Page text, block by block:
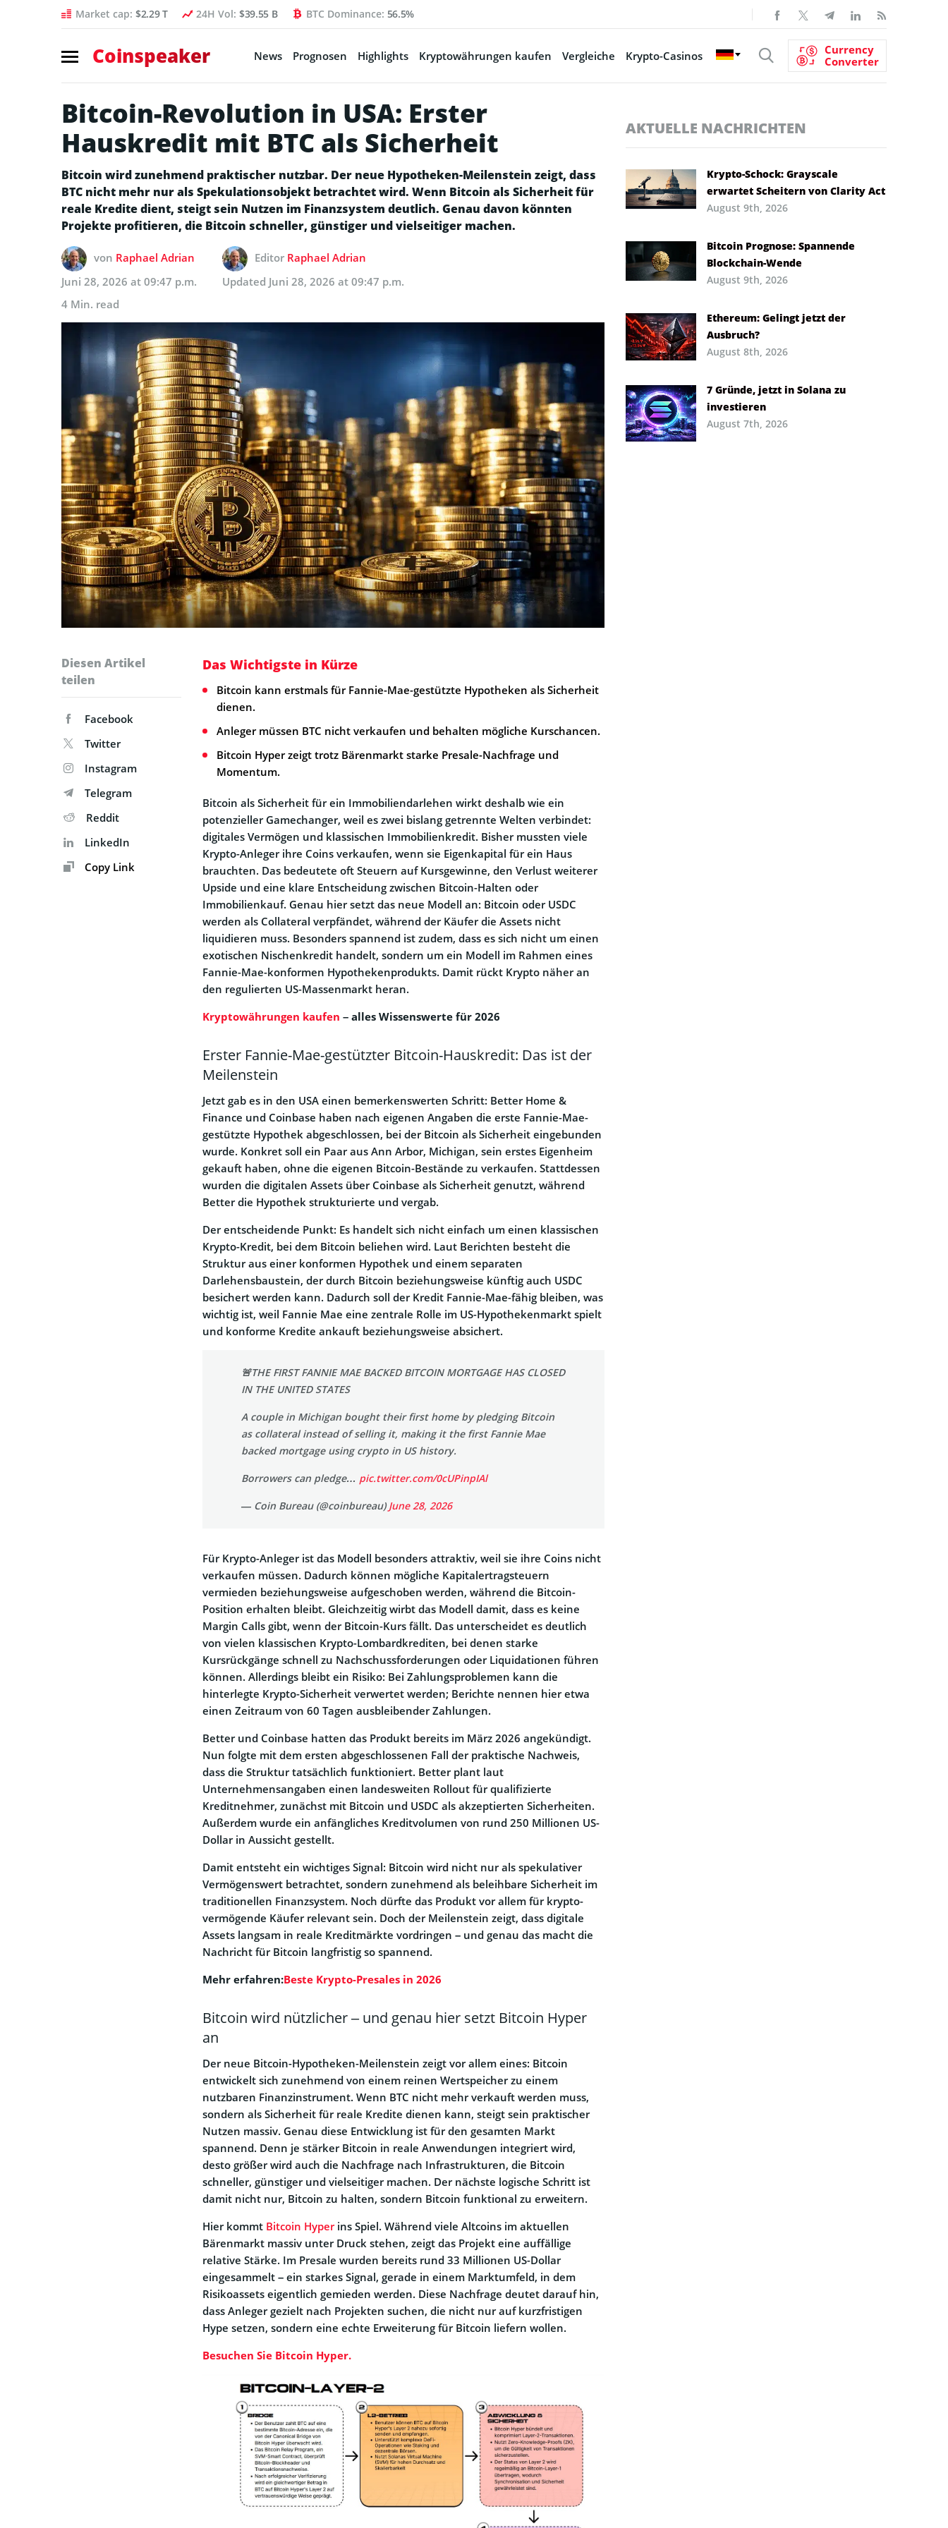
Market cap: $2.29 T 24H Vol: $39.55 B BTC Dominance: 56.5%
Coinspeaker News Prognosen Highlights Kryptowährungen kaufen Vergleiche Krypto-Casinos
Currency
Converter
Bitcoin-Revolution in USA: Erster
Hauskredit mit BTC als Sicherheit
Bitcoin wird zunehmend praktischer nutzbar. Der neue Hypotheken-Meilenstein zeigt, dass
BTC nicht mehr nur als Spekulationsobjekt betrachtet wird. Wenn Bitcoin als Sicherheit für
reale Kredite dient, steigt sein Nutzen im Finanzsystem deutlich. Genau davon könnten
Projekte profitieren, die Bitcoin schneller, günstiger und vielseitiger machen.
von Raphael Adrian Editor Raphael Adrian
Juni 28, 2026 at 09:47 p.m.
Updated Juni 28, 2026 at 09:47 p.m.
4 Min. read
Diesen Artikel
teilen
Facebook
Twitter
Instagram
Telegram
Reddit
LinkedIn
Copy Link
Das Wichtigste in Kürze
Bitcoin kann erstmals für Fannie-Mae-gestützte Hypotheken als Sicherheit
dienen.
Anleger müssen BTC nicht verkaufen und behalten mögliche Kurschancen.
Bitcoin Hyper zeigt trotz Bärenmarkt starke Presale-Nachfrage und
Momentum.
Bitcoin als Sicherheit für ein Immobiliendarlehen wirkt deshalb wie ein
potenzieller Gamechanger, weil es zwei bislang getrennte Welten verbindet:
digitales Vermögen und klassischen Immobilienkredit. Bisher mussten viele
Krypto-Anleger ihre Coins verkaufen, wenn sie Eigenkapital für ein Haus
brauchten. Das bedeutete oft Steuern auf Kursgewinne, den Verlust weiterer
Upside und eine klare Entscheidung zwischen Bitcoin-Halten oder
Immobilienkauf. Genau hier setzt das neue Modell an: Bitcoin oder USDC
werden als Collateral verpfändet, während der Käufer die Assets nicht
liquidieren muss. Besonders spannend ist zudem, dass es sich nicht um einen
exotischen Nischenkredit handelt, sondern um ein Modell im Rahmen eines
Fannie-Mae-konformen Hypothekenprodukts. Damit rückt Krypto näher an
den regulierten US-Massenmarkt heran.
Kryptowährungen kaufen – alles Wissenswerte für 2026
Erster Fannie-Mae-gestützter Bitcoin-Hauskredit: Das ist der
Meilenstein
Jetzt gab es in den USA einen bemerkenswerten Schritt: Better Home &
Finance und Coinbase haben nach eigenen Angaben die erste Fannie-Mae-
gestützte Hypothek abgeschlossen, bei der Bitcoin als Sicherheit eingebunden
wurde. Konkret soll ein Paar aus Ann Arbor, Michigan, sein erstes Eigenheim
gekauft haben, ohne die eigenen Bitcoin-Bestände zu verkaufen. Stattdessen
wurden die digitalen Assets über Coinbase als Sicherheit genutzt, während
Better die Hypothek strukturierte und vergab.
Der entscheidende Punkt: Es handelt sich nicht einfach um einen klassischen
Krypto-Kredit, bei dem Bitcoin beliehen wird. Laut Berichten besteht die
Struktur aus einer konformen Hypothek und einem separaten
Darlehensbaustein, der durch Bitcoin beziehungsweise künftig auch USDC
besichert werden kann. Dadurch soll der Kredit Fannie-Mae-fähig bleiben, was
wichtig ist, weil Fannie Mae eine zentrale Rolle im US-Hypothekenmarkt spielt
und konforme Kredite ankauft beziehungsweise absichert.
🚨THE FIRST FANNIE MAE BACKED BITCOIN MORTGAGE HAS CLOSED
IN THE UNITED STATES
A couple in Michigan bought their first home by pledging Bitcoin
as collateral instead of selling it, making it the first Fannie Mae
backed mortgage using crypto in US history.
Borrowers can pledge… pic.twitter.com/0cUPinpIAl
— Coin Bureau (@coinbureau)June 28, 2026
Für Krypto-Anleger ist das Modell besonders attraktiv, weil sie ihre Coins nicht
verkaufen müssen. Dadurch können mögliche Kapitalertragsteuern
vermieden beziehungsweise aufgeschoben werden, während die Bitcoin-
Position erhalten bleibt. Gleichzeitig wirbt das Modell damit, dass es keine
Margin Calls gibt, wenn der Bitcoin-Kurs fällt. Das unterscheidet es deutlich
von vielen klassischen Krypto-Lombardkrediten, bei denen starke
Kursrückgänge schnell zu Nachschussforderungen oder Liquidationen führen
können. Allerdings bleibt ein Risiko: Bei Zahlungsproblemen kann die
hinterlegte Krypto-Sicherheit verwertet werden; Berichte nennen hier etwa
einen Zeitraum von 60 Tagen ausbleibender Zahlungen.
Better und Coinbase hatten das Produkt bereits im März 2026 angekündigt.
Nun folgte mit dem ersten abgeschlossenen Fall der praktische Nachweis,
dass die Struktur tatsächlich funktioniert. Better plant laut
Unternehmensangaben einen landesweiten Rollout für qualifizierte
Kreditnehmer, zunächst mit Bitcoin und USDC als akzeptierten Sicherheiten.
Außerdem wurde ein anfängliches Kreditvolumen von rund 250 Millionen US-
Dollar in Aussicht gestellt.
Damit entsteht ein wichtiges Signal: Bitcoin wird nicht nur als spekulativer
Vermögenswert betrachtet, sondern zunehmend als beleihbare Sicherheit im
traditionellen Finanzsystem. Noch dürfte das Produkt vor allem für krypto-
vermögende Käufer relevant sein. Doch der Meilenstein zeigt, dass digitale
Assets langsam in reale Kreditmärkte vordringen – und genau das macht die
Nachricht für Bitcoin langfristig so spannend.
Mehr erfahren:Beste Krypto-Presales in 2026
Bitcoin wird nützlicher – und genau hier setzt Bitcoin Hyper
an
Der neue Bitcoin-Hypotheken-Meilenstein zeigt vor allem eines: Bitcoin
entwickelt sich zunehmend von einem reinen Wertspeicher zu einem
nutzbaren Finanzinstrument. Wenn BTC nicht mehr verkauft werden muss,
sondern als Sicherheit für reale Kredite dienen kann, steigt sein praktischer
Nutzen massiv. Genau diese Entwicklung ist für den gesamten Markt
spannend. Denn je stärker Bitcoin in reale Anwendungen integriert wird,
desto größer wird auch die Nachfrage nach Infrastrukturen, die Bitcoin
schneller, günstiger und vielseitiger machen. Der nächste logische Schritt ist
damit nicht nur, Bitcoin zu halten, sondern Bitcoin funktional zu erweitern.
Hier kommt Bitcoin Hyperins Spiel. Während viele Altcoins im aktuellen
Bärenmarkt massiv unter Druck stehen, zeigt das Projekt eine auffällige
relative Stärke. Im Presale wurden bereits rund 33 Millionen US-Dollar
eingesammelt – ein starkes Signal, gerade in einem Marktumfeld, in dem
Risikoassets eigentlich gemieden werden. Diese Nachfrage deutet darauf hin,
dass Anleger gezielt nach Projekten suchen, die nicht nur auf kurzfristigen
Hype setzen, sondern eine echte Erweiterung für Bitcoin liefern wollen.
Besuchen Sie Bitcoin Hyper.
AKTUELLE NACHRICHTEN
Krypto-Schock: Grayscale
erwartet Scheitern von Clarity Act
August 9th, 2026
Bitcoin Prognose: Spannende
Blockchain-Wende
August 9th, 2026
Ethereum: Gelingt jetzt der
Ausbruch?
August 8th, 2026
7 Gründe, jetzt in Solana zu
investieren
August 7th, 2026